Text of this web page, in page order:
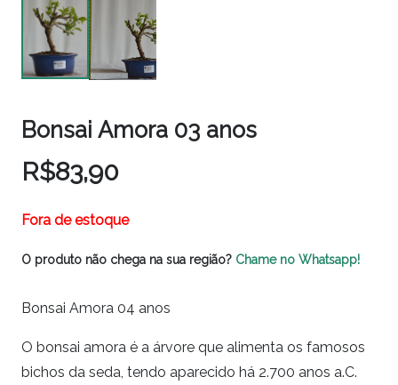
Bonsai Amora 03 anos
R$83,90
Fora de estoque
O produto não chega na sua região? Chame no Whatsapp!
Bonsai Amora 04 anos
O bonsai amora é a árvore que alimenta os famosos
bichos da seda, tendo aparecido há 2.700 anos a.C.